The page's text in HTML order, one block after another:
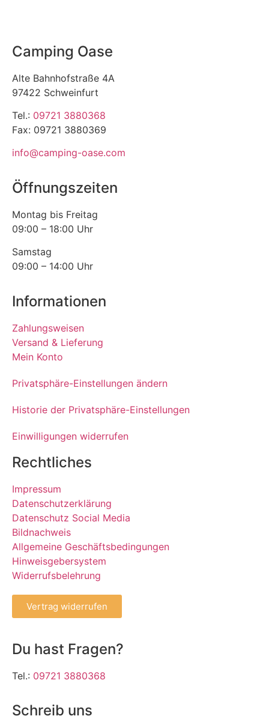
Camping Oase
Alte Bahnhofstraße 4A
97422 Schweinfurt
Tel.: 09721 3880368
Fax: 09721 3880369
info@camping-oase.com
Öffnungszeiten
Montag bis Freitag
09:00 – 18:00 Uhr
Samstag
09:00 – 14:00 Uhr
Informationen
Zahlungsweisen
Versand & Lieferung
Mein Konto
Privatsphäre-Einstellungen ändern
Historie der Privatsphäre-Einstellungen
Einwilligungen widerrufen
Rechtliches
Impressum
Datenschutzerklärung
Datenschutz Social Media
Bildnachweis
Allgemeine Geschäftsbedingungen
Hinweisgebersystem
Widerrufsbelehrung
Vertrag widerrufen
Du hast Fragen?
Tel.: 09721 3880368
Schreib uns